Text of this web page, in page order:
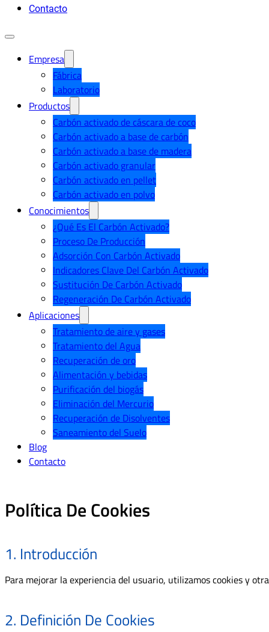
Contacto
Empresa
Fábrica
Laboratorio
Productos
Carbón activado de cáscara de coco
Carbón activado a base de carbón
Carbón activado a base de madera
Carbón activado granular
Carbón activado en pellet
Carbón activado en polvo
Conocimientos
¿Qué Es El Carbón Activado?
Proceso De Producción
Adsorción Con Carbón Activado
Indicadores Clave Del Carbón Activado
Sustitución De Carbón Activado
Regeneración De Carbón Activado
Aplicaciones
Tratamiento de aire y gases
Tratamiento del Agua
Recuperación de oro
Alimentación y bebidas
Purificación del biogás
Eliminación del Mercurio
Recuperación de Disolventes
Saneamiento del Suelo
Blog
Contacto
Política De Cookies
1. Introducción
Para mejorar la experiencia del usuario, utilizamos cookies y
2. Definición De Cookies